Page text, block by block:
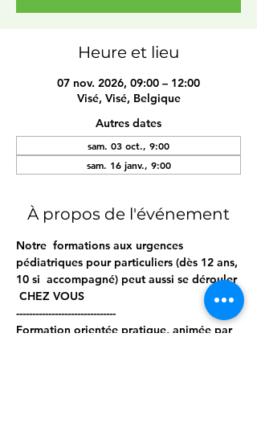
Heure et lieu
07 nov. 2026, 09:00 – 12:00
Visé, Visé, Belgique
Autres dates
sam. 03 oct., 9:00
sam. 16 janv., 9:00
À propos de l'événement
Notre  formations aux urgences
pédiatriques pour particuliers (dès 12 ans,
10 si  accompagné) peut aussi se dérouler
CHEZ VOUS
-------------------------------
Formation orientée pratique, animée par